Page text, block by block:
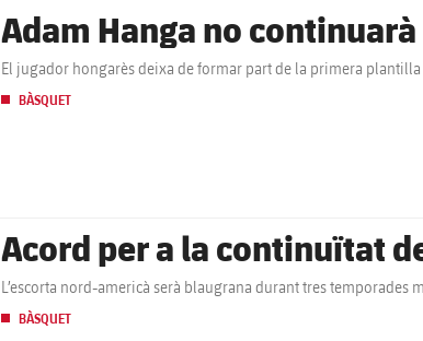
Adam Hanga no
El jugador hongarès deixa de formar part de la primera plantilla
BÀSQUET
Acord per a la continuïtat
L’escorta nord-americà serà blaugrana durant tres temporades
BÀSQUET